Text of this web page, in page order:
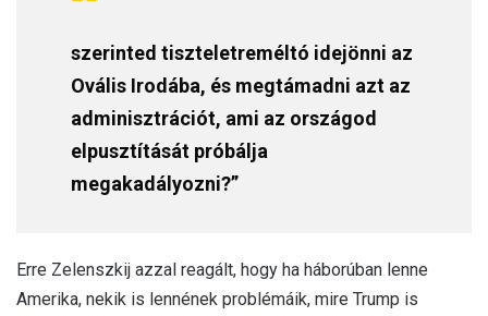
szerinted tiszteletreméltó idejönni az
Ovális Irodába, és megtámadni azt az
adminisztrációt, ami az országod
elpusztítását próbálja
megakadályozni?”
Erre Zelenszkij azzal reagált, hogy ha háborúban lenne
Amerika, nekik is lennének problémáik, mire Trump is